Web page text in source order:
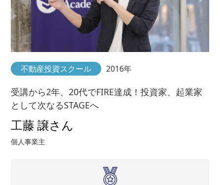
不動産投資スクール 2016年
受講から2年、20代でFIRE達成！投資家、起業家
として次なるSTAGEへ
工藤 譲さん
個人事業主